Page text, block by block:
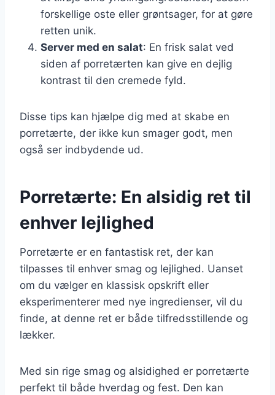
forskellige oste eller grøntsager, for at gøre
retten unik.
Server med en salat: En frisk salat ved
siden af porretærten kan give en dejlig
kontrast til den cremede fyld.
Disse tips kan hjælpe dig med at skabe en
porretærte, der ikke kun smager godt, men
også ser indbydende ud.
Porretærte: En alsidig ret til
enhver lejlighed
Porretærte er en fantastisk ret, der kan
tilpasses til enhver smag og lejlighed. Uanset
om du vælger en klassisk opskrift eller
eksperimenterer med nye ingredienser, vil du
finde, at denne ret er både tilfredsstillende og
lækker.
Med sin rige smag og alsidighed er porretærte
perfekt til både hverdag og fest. Den kan